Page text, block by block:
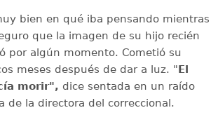
bien en qué iba pensando mientras
que la imagen de su hijo recién
por algún momento. Cometió su
meses después de dar a luz. "El
morir", dice sentada en un raído
de la directora del correccional.